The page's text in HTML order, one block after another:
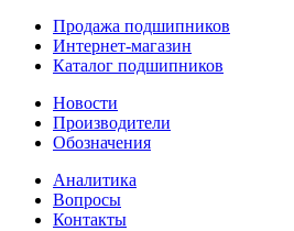
Продажа подшипников
Интернет-магазин
Каталог подшипников
Новости
Производители
Обозначения
Аналитика
Вопросы
Контакты